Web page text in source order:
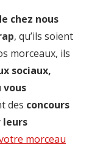
chez nous
, qu’ils soient
morceaux, ils
sociaux,
des concours
leurs
morceau